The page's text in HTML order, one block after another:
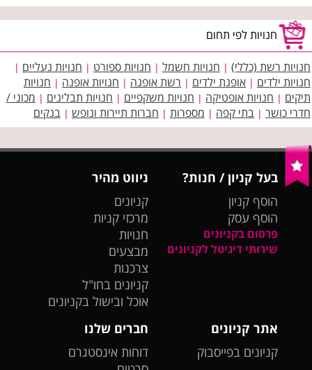
חנויות לפי תחום
חנויות רשת (כללי) | חנויות חשמל | חנויות ספורט | חנויות נעליים |
חנויות ילדים | אופנת ילדים | רשת אופנה | חנויות אופנה | חנויות
תיקים | חנויות אופטיקה | חנויות משקפיים | חנויות תבלינים | מכוני /
חדרי כושר | בתי קפה | מספרות | חברות תיירות ונופש | בנקים
בעל קניון / חנות?
הוסף קניון
הוסף עסק
פרסום בקניונים
שירותי דיגיטל לקניונים
ניווט מהיר
קניונים
מרכזי קניות
חנויות
מבצעים
צרכנות
קניונים בחו"ל
אוכל ובישול בקניונים
אתר קניונים
קניונים בפייסבוק
חברים שלנו
דוחות אינסטגרם